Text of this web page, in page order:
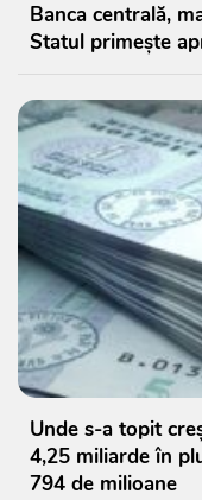
Banca centrală,
Statul primește
Unde s-a topit
4,25 miliarde în
794 de milioane